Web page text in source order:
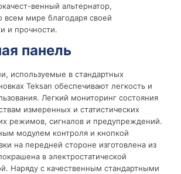
венный альтернатор,
всем мире благодаря своей
и прочности.
панель
используемые в стандартных
Teksan обеспечивают легкость и
Легкий мониторинг состояния
измеренных и статистических
режимов, сигналов и предупреждений.
модулем контроля и кнопкой
на передней стороне изготовлена из
в электростатической
Наряду с качественным стандартными